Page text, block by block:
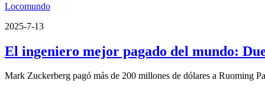
Locomundo
2025-7-13
El ingeniero mejor pagado del mundo:
Mark Zuckerberg pagó más de 200 millones de dólares a Ruoming